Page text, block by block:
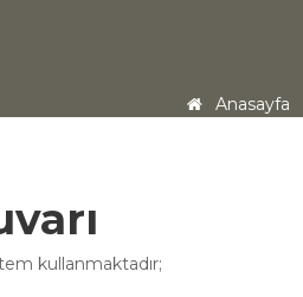
Anasayfa
kullanmaktadır;